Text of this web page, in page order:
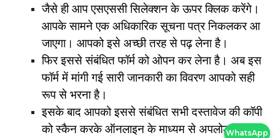
जैसे ही आप एसएससी सिलेक्शन के ऊपर क्लिक करेंगे।
आपके सामने एक अधिकारिक सूचना पत्र निकलकर आ
जाएगा। आपको इसे अच्छी तरह से पढ़ लेना है।
फिर इससे संबंधित फॉर्म को ओपन कर लेना है। अब इस
फॉर्म में मांगी गई सारी जानकारी का विवरण आपको सही
रूप से भरना है।
इसके बाद आपको इससे संबंधित सभी दस्तावेज की कॉपी
को स्कैन करके ऑनलाइन के माध्यम से अपलोड करWhatsApp